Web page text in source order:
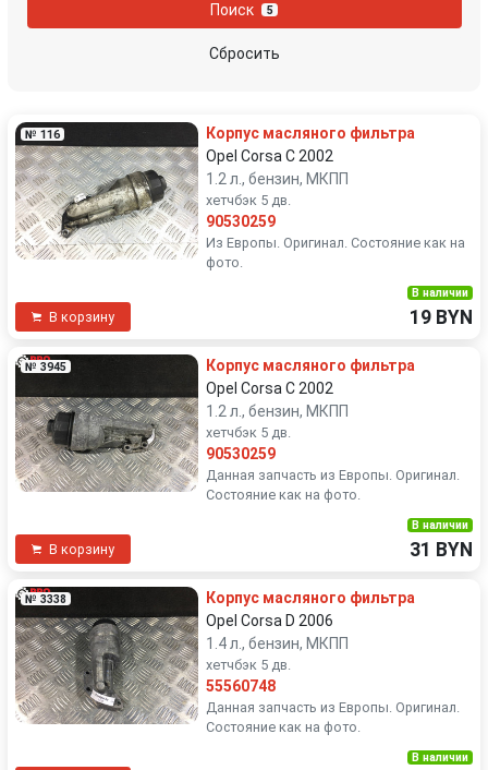
Поиск 5
Сбросить
№ 116
Корпус масляного фильтра
Opel Corsa C 2002
1.2 л., бензин, МКПП
хетчбэк 5 дв.
90530259
Из Европы. Оригинал. Состояние как на
фото.
В корзину
В наличии
19 BYN
№ 3945
Корпус масляного фильтра
Opel Corsa C 2002
1.2 л., бензин, МКПП
хетчбэк 5 дв.
90530259
Данная запчасть из Европы. Оригинал.
Состояние как на фото.
В корзину
В наличии
31 BYN
№ 3338
Корпус масляного фильтра
Opel Corsa D 2006
1.4 л., бензин, МКПП
хетчбэк 5 дв.
55560748
Данная запчасть из Европы. Оригинал.
Состояние как на фото.
В наличии